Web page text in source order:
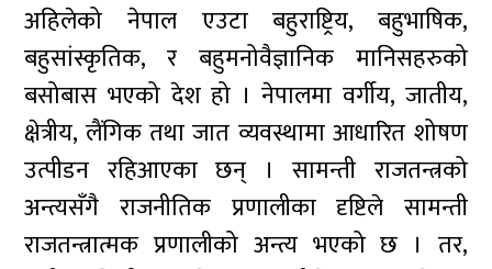
अहिलेको नेपाल एउटा बहुराष्ट्रिय, बहुभाषिक,
बहुसांस्कृतिक, र बहुमनोवैज्ञानिक मानिसहरुको
बसोबास भएको देश हो । नेपालमा वर्गीय, जातीय,
क्षेत्रीय, लैंगिक तथा जात व्यवस्थामा आधारित शोषण
उत्पीडन रहिआएका छन् । सामन्ती राजतन्त्रको
अन्त्यसँगै राजनीतिक प्रणालीका दृष्टिले सामन्ती
राजतन्त्रात्मक प्रणालीको अन्त्य भएको छ । तर,